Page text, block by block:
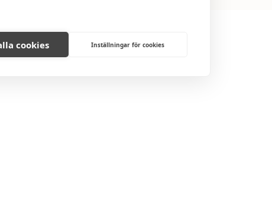
cookies Inställningar för cookies